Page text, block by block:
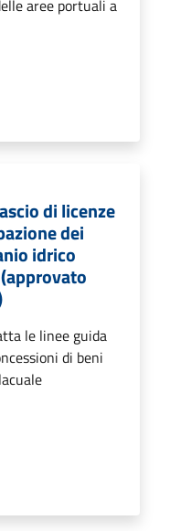
aree portuali a
di licenze
dei
idrico
le linee guida
di beni